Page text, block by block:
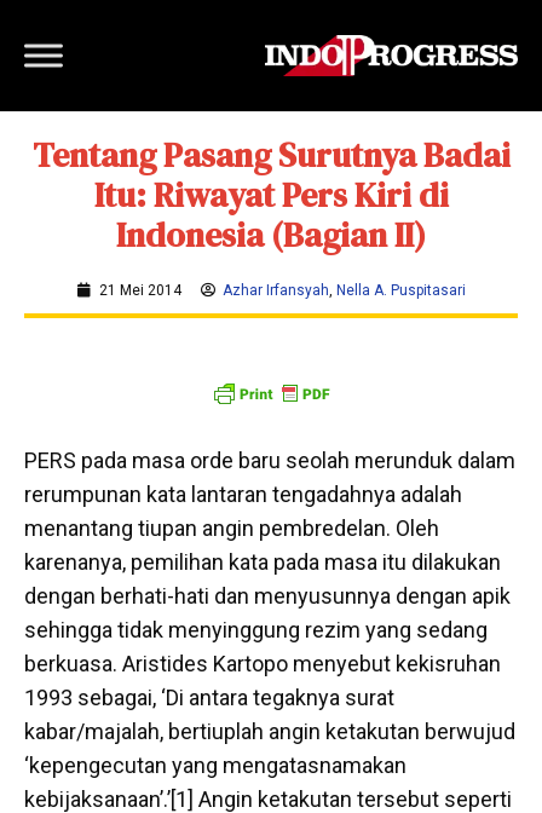
Tentang Pasang Surutnya Badai
Itu: Riwayat Pers Kiri di
Indonesia (Bagian II)
21 Mei 2014 Azhar Irfansyah, Nella A. Puspitasari
PERS pada masa orde baru seolah merunduk dalam
rerumpunan kata lantaran tengadahnya adalah
menantang tiupan angin pembredelan. Oleh
karenanya, pemilihan kata pada masa itu dilakukan
dengan berhati-hati dan menyusunnya dengan apik
sehingga tidak menyinggung rezim yang sedang
berkuasa. Aristides Kartopo menyebut kekisruhan
1993 sebagai, ‘Di antara tegaknya surat
kabar/majalah, bertiuplah angin ketakutan berwujud
‘kepengecutan yang mengatasnamakan
kebijaksanaan’.’[1] Angin ketakutan tersebut seperti